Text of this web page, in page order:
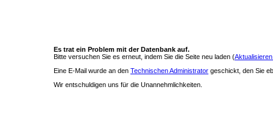
Es trat ein Problem mit der Datenbank auf.
Bitte versuchen Sie es erneut, indem Sie die Seite neu laden (
Eine E-Mail wurde an den Technischen Administrator geschickt, den Sie
Wir entschuldigen uns für die Unannehmlichkeiten.